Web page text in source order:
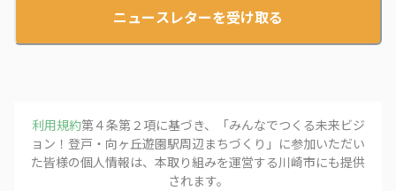
ニュースレターを受け取る
利用規約第４条第２項に基づき、「みんなでつくる未来ビジ
ョン！登戸・向ヶ丘遊園駅周辺まちづくり 」に参加いただい
た皆様の個人情報は、本取り組みを運営する川崎市にも提供
されます。